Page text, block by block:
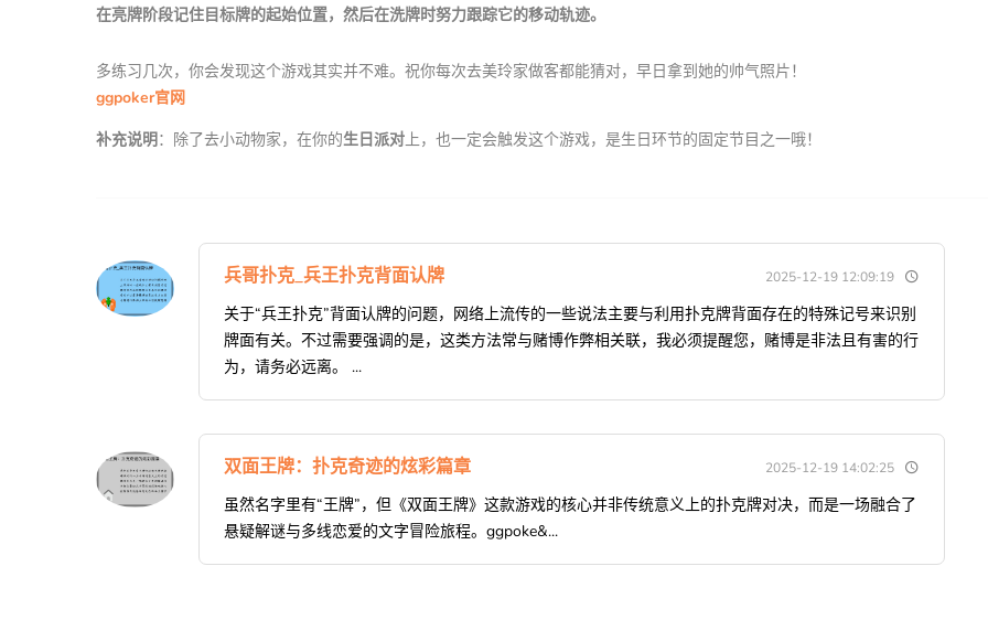
在亮牌阶段记住目标牌的起始位置，然后在洗牌时努力跟踪它的移动轨迹。
多练习几次，你会发现这个游戏其实并不难。祝你每次去美玲家做客都能猜对，早日拿到她的帅气照片！
ggpoker官网
补充说明：除了去小动物家，在你的生日派对上，也一定会触发这个游戏，是生日环节的固定节目之一哦！
兵哥扑克_兵王扑克背面认牌 2025-12-19 12:09:19
关于“兵王扑克”背面认牌的问题，网络上流传的一些说法主要与利用扑克牌背面存在的特殊记号来识别
牌面有关。不过需要强调的是，这类方法常与赌博作弊相关联，我必须提醒您，赌博是非法且有害的行
为，请务必远离。 ...
双面王牌：扑克奇迹的炫彩篇章 2025-12-19 14:02:25
虽然名字里有“王牌”，但《双面王牌》这款游戏的核心并非传统意义上的扑克牌对决，而是一场融合了
悬疑解谜与多线恋爱的文字冒险旅程。ggpoke&...